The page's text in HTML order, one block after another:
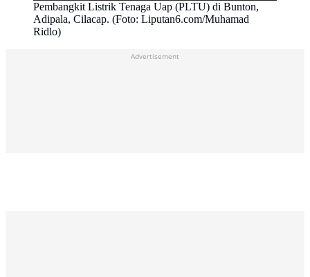
Pembangkit Listrik Tenaga Uap (PLTU) di Bunton,
Adipala, Cilacap. (Foto: Liputan6.com/Muhamad
Ridlo)
Advertisement